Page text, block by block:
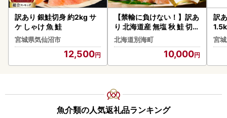
訳あり 銀鮭切身 約2kg サ
ケ しゃけ 魚 鮭
宮城県気仙沼市
12,500
【禁輸に負けない！】訳あ
り 北海道産 無塩 秋 鮭 切り
身 1.4kg
北海道別海町
10,000
訳
1.5kg サーモン
け
宮
魚介類の人気返礼品ランキング